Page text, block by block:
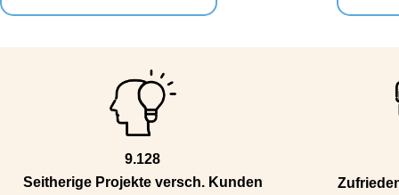
9.128
Seitherige Projekte versch. Kunden